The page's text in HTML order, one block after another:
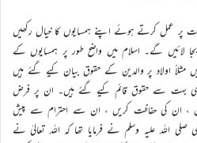
پر عمل کرتے ہوئے اپنے ہمسایوں کا خیال رکھیں
گے۔ اسلام میں واضح طور پر ہمسایوں کے
اولاد پر والدین کے حقوق بیان کیے گئے ہیں
بہت سے حقوق قائم کیے گئے ہیں۔ ان پر فرض
، ان کی حفاظت کریں ، ان سے احترام سے پیش
اللہ علیہ وسلم نے فرمایا تھا کہ اللہ تعالیٰ نے